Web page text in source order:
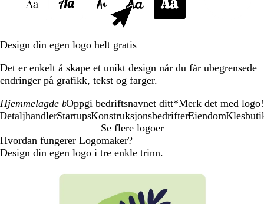
Design din egen logo helt gratis
Det er enkelt å skape et unikt design når du får ubegrensede
endringer på grafikk, tekst og farger.
Oppgi bedriftsnavnet ditt*Merk det med logo!
DetaljhandlerStartupsKonstruksjonsbedrifterEiendom
Se flere logoer
Hvordan fungerer Logomaker?
Design din egen logo i tre enkle trinn.